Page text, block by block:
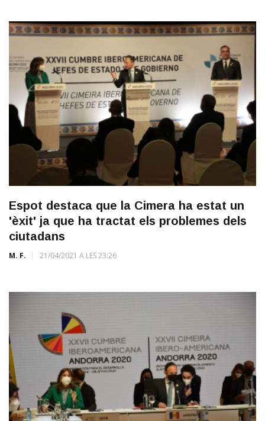
Espot destaca que la Cimera ha estat un
'èxit' ja que ha tractat els problemes dels
ciutadans
M. F. 21/04/2021 A LES 23:26